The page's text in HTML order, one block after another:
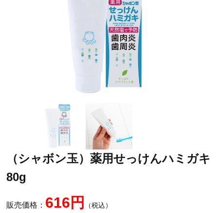
（シャボン玉）薬用せっけんハミガキ
80g
販売価格： 616円 （税込）